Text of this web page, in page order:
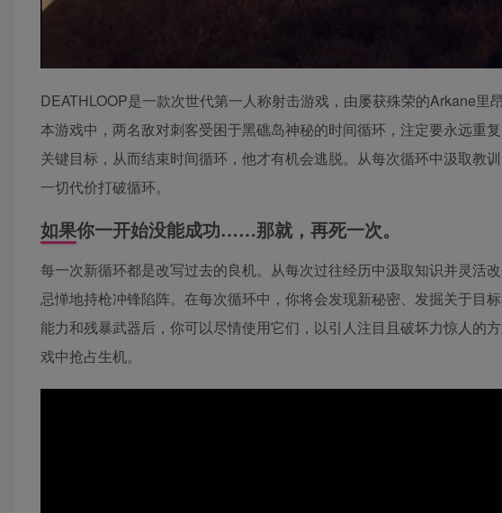
DEATHLOOP是一款次世代第一人称射击游戏，由屡获殊荣的Arkane里
本游戏中，两名敌对刺客受困于黑礁岛神秘的时间循环，注定要永远重
关键目标，从而结束时间循环，他才有机会逃脱。从每次循环中汲取教
一切代价打破循环。
如果你一开始没能成功……那就，再死一次。
每一次新循环都是改写过去的良机。从每次过往经历中汲取知识并灵活
忌惮地持枪冲锋陷阵。在每次循环中，你将会发现新秘密、发掘关于目
能力和残暴武器后，你可以尽情使用它们，以引人注目且破坏力惊人的
戏中抢占生机。